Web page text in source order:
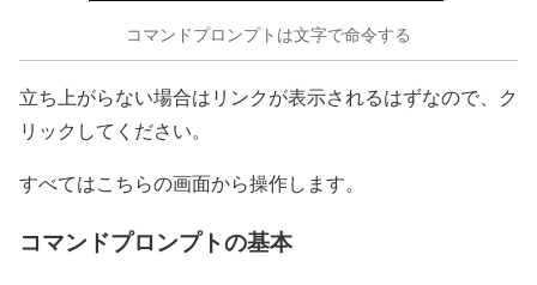
コマンドプロンプトは文字で命令する
立ち上がらない場合はリンクが表示されるはずなので、ク
リックしてください。
すべてはこちらの画面から操作します。
コマンドプロンプトの基本